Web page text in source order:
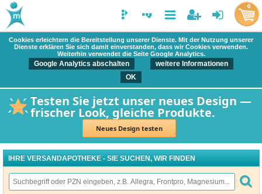
Cookies erleichtern die Bereitstellung unserer Dienste. Mit der Nutzung unserer
Dienste erklären Sie sich damit einverstanden, dass wir Cookies verwenden.
Weiterhin verwendet die Seite Google Analytics.
Google Analytics abschalten
weitere Informationen
OK
Testen Sie jetzt unser neues Design —
frischer Look, gleiche Produkte.
Neues Design testen
0
IHRE VERSANDAPOTHEKE - SIE SUCHEN, WIR FINDEN